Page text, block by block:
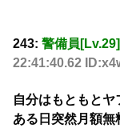
243: 警備員
22:41:40.62
自分はもともと
ある日突然月額無